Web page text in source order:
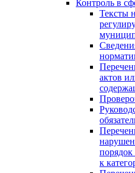
Контроль в
Тексты
актов
порядок
к